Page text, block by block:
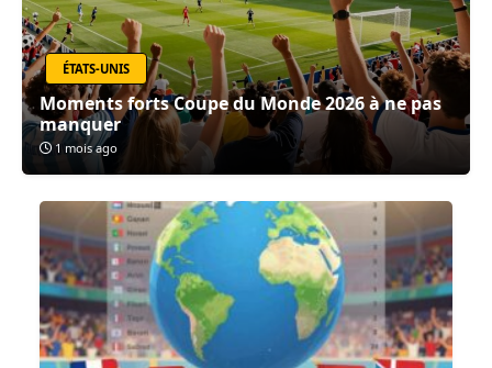
ÉTATS-UNIS
Moments forts Coupe du Monde 2026 à ne pas
manquer
1 mois ago